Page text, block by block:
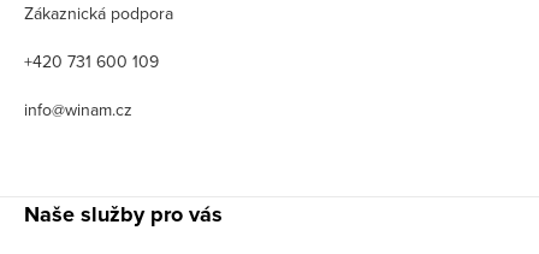
Zákaznická podpora
+420 731 600 109
info@winam.cz
Naše služby pro vás